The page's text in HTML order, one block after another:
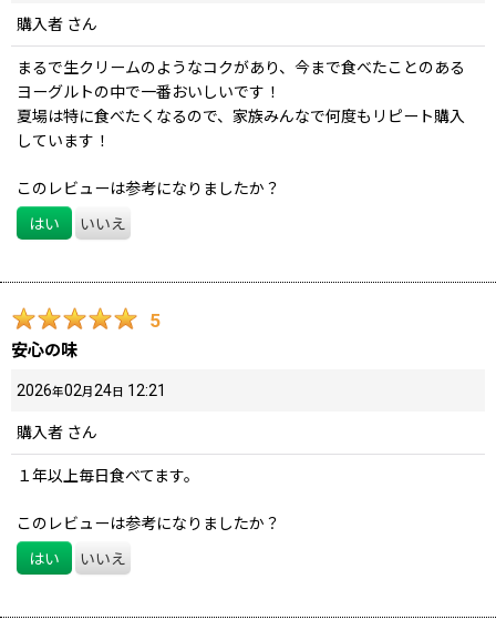
購入者 さん
まるで生クリームのようなコクがあり、今まで食べたことのある
ヨーグルトの中で一番おいしいです！
夏場は特に食べたくなるので、家族みんなで何度もリピート購入
しています！
このレビューは参考になりましたか？
はい
いいえ
5
安心の味
2026年02月24日 12:21
購入者 さん
１年以上毎日食べてます。
このレビューは参考になりましたか？
はい
いいえ